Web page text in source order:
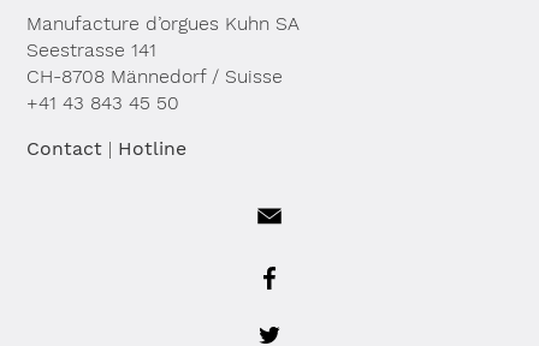
Manufacture d’orgues Kuhn SA
Seestrasse 141
CH-8708 Männedorf / Suisse
+41 43 843 45 50
Contact | Hotline